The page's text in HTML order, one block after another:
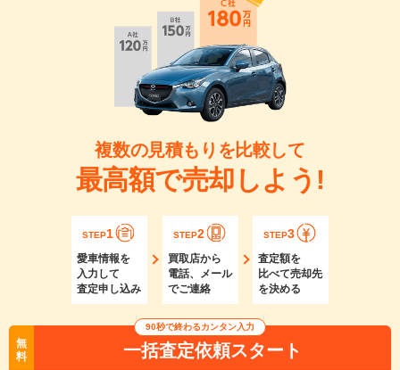
複数の見積もりを比較して
最高額で売却しよう!
STEP1
愛車情報を
入力して
査定申し込み
STEP2
買取店から
電話、メール
でご連絡
STEP3
査定額を
比べて売却先
を決める
無
料
90秒で終わるカンタン入力
一括査定依頼スタート